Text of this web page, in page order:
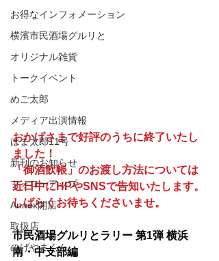
お得なインフォメーション
横濱市民酒場グルリと
オリジナル雑貨
トークイベント
めご太郎
メディア出演情報
はま太郎11号
新刊のお知らせ
フォローアップ
Annex開店
取扱店
のげやまくん
おかげさまで好評のうちに終了いたし
ました！
「御酒飲帳」のお渡し方法については
近日中にHPやSNSで告知いたします。
しばらくお待ちくださいませ。
市民酒場グルリとラリー 第1弾 横浜
南・中支部編